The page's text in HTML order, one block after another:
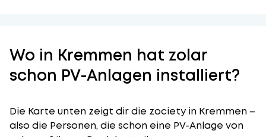
Wo in Kremmen hat zolar
schon PV-Anlagen installiert?
Die Karte unten zeigt dir die zociety in Kremmen –
also die Personen, die schon eine PV-Anlage von